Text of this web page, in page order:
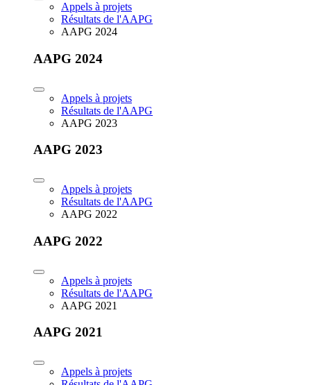
Appels à projets
Résultats de l'AAPG
AAPG 2024
AAPG 2024
Appels à projets
Résultats de l'AAPG
AAPG 2023
AAPG 2023
Appels à projets
Résultats de l'AAPG
AAPG 2022
AAPG 2022
Appels à projets
Résultats de l'AAPG
AAPG 2021
AAPG 2021
Appels à projets